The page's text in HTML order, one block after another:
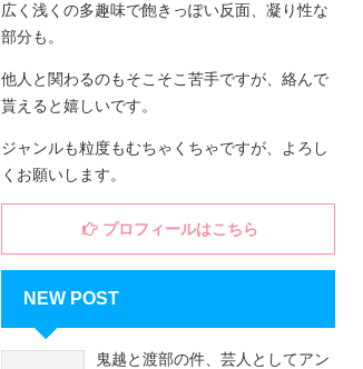
広く浅くの多趣味で飽きっぽい反面、凝り性な
部分も。
他人と関わるのもそこそこ苦手ですが、絡んで
貰えると嬉しいです。
ジャンルも粒度もむちゃくちゃですが、よろし
くお願いします。
プロフィールはこちら
NEW POST
鬼越と渡部の件、芸人としてアン